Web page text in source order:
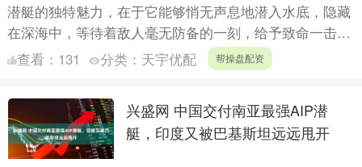
潜艇的独特魅力，在于它能够悄无声息地潜入水底，隐藏
在深海中，等待着敌人毫无防备的一刻，给予致命一击。
对于常规潜艇而言，能够在水下持续潜航的时间越长，无
查看： 131 分类： 天宇优配 帮操盘配资
兴盛网 中国交付南亚最强AIP潜
艇，印度又被巴基斯坦远远甩开